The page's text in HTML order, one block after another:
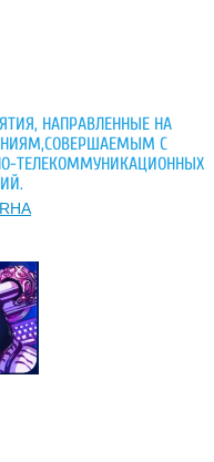
НАПРАВЛЕННЫЕ НА
С
ТЕЛЕКОММУНИКАЦИОННЫХ